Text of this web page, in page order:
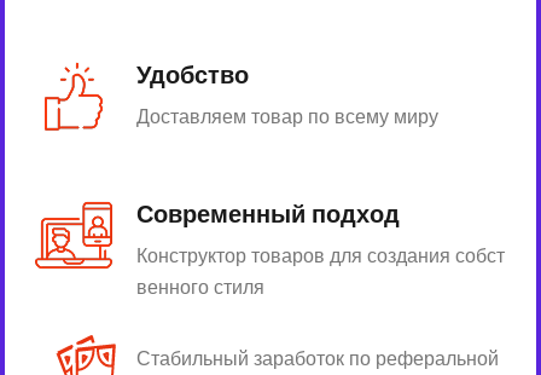
Удобство
Доставляем товар по всему миру
Современный подход
Конструктор товаров для создания собст
венного стиля
Стабильный заработок по реферальной